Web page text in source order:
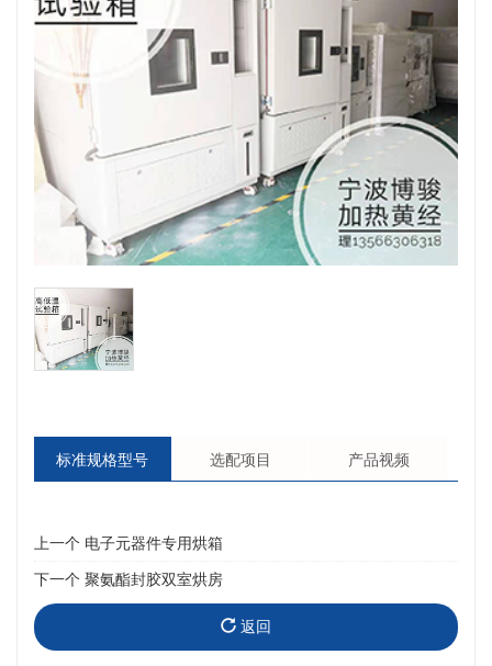
标准规格型号 选配项目 产品视频
上一个 电子元器件专用烘箱
下一个 聚氨酯封胶双室烘房
返回